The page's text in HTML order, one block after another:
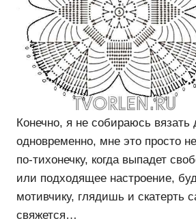
Конечно, я не собираюсь вязать
одновременно, мне это просто
по-тихонечку, когда выпадет
или подходящее настроение,
мотивчику, глядишь и скатерть
свяжется…